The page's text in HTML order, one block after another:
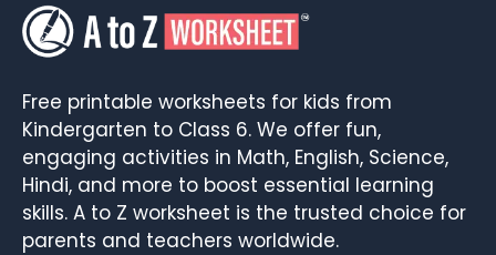
Free printable worksheets for kids from
Kindergarten to Class 6. We offer fun,
engaging activities in Math, English, Science,
Hindi, and more to boost essential learning
skills. A to Z worksheet is the trusted choice for
parents and teachers worldwide.